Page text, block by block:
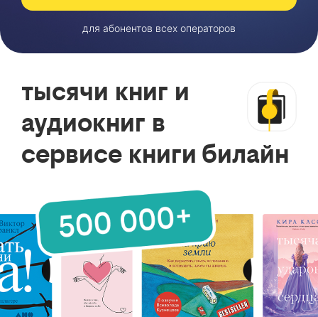
для абонентов всех операторов
тысячи книг и
аудиокниг в
сервисе книги билайн